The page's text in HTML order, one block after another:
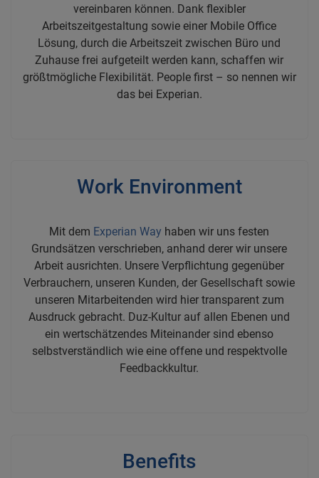
vereinbaren können. Dank flexibler
Arbeitszeitgestaltung sowie einer Mobile Office
Lösung, durch die Arbeitszeit zwischen Büro und
Zuhause frei aufgeteilt werden kann, schaffen wir
größtmögliche Flexibilität. People first – so nennen wir
das bei Experian.
Work Environment
Mit dem Experian Way haben wir uns festen
Grundsätzen verschrieben, anhand derer wir unsere
Arbeit ausrichten. Unsere Verpflichtung gegenüber
Verbrauchern, unseren Kunden, der Gesellschaft sowie
unseren Mitarbeitenden wird hier transparent zum
Ausdruck gebracht. Duz-Kultur auf allen Ebenen und
ein wertschätzendes Miteinander sind ebenso
selbstverständlich wie eine offene und respektvolle
Feedbackkultur.
Benefits